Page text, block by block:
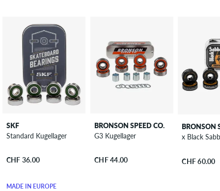
SKF
Standard Kugellager
CHF 36.00
MADE IN EUROPE
BRONSON SPEED CO.
G3 Kugellager
CHF 44.00
BRONSON
x Black
CHF 60.00